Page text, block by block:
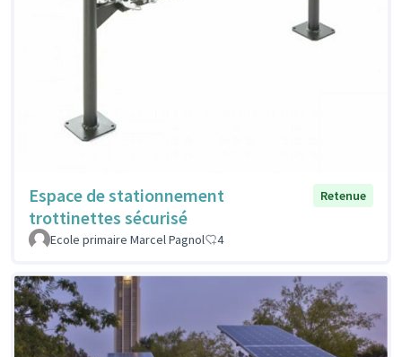
Espace de stationnement
trottinettes sécurisé
Retenue
Ecole primaire Marcel Pagnol 4